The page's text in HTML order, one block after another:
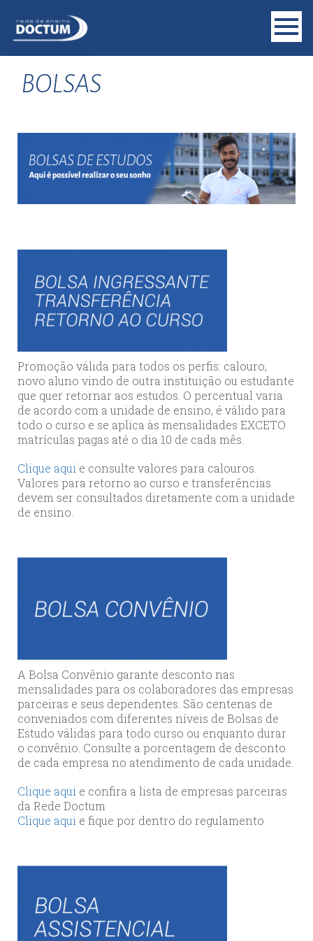
BOLSAS
Promoção válida para todos os perfis: calouro,
novo aluno vindo de outra instituição ou estudante
que quer retornar aos estudos. O percentual varia
de acordo com a unidade de ensino, é válido para
todo o curso e se aplica às mensalidades EXCETO
matrículas pagas até o dia 10 de cada mês.
Clique aqui e consulte valores para calouros.
Valores para retorno ao curso e transferências
devem ser consultados diretamente com a unidade
de ensino.
A Bolsa Convênio garante desconto nas
mensalidades para os colaboradores das empresas
parceiras e seus dependentes. São centenas de
conveniados com diferentes níveis de Bolsas de
Estudo válidas para todo curso ou enquanto durar
o convênio. Consulte a porcentagem de desconto
de cada empresa no atendimento de cada unidade.
Clique aqui e confira a lista de empresas parceiras
da Rede Doctum
Clique aqui e fique por dentro do regulamento